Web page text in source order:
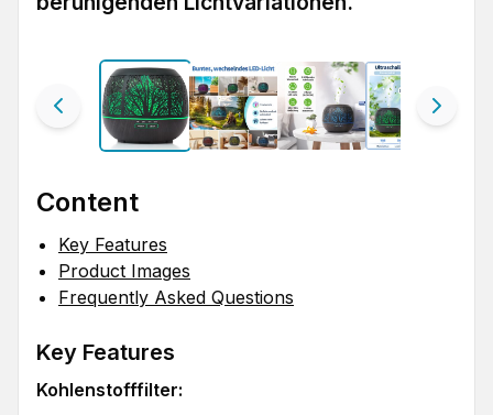
Content
Key Features
Product Images
Frequently Asked Questions
Key Features
Kohlenstofffilter: